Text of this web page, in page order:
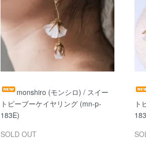
monshiro (モンシロ) / スイー
トピーブーケイヤリング (mn-p-
183E)
SOLD OUT
ト